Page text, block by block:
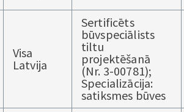
Visa
Latvija
Sertificēts
būvspeciālists
tiltu
projektēšanā
(Nr. 3-00781);
Specializācija:
satiksmes būves